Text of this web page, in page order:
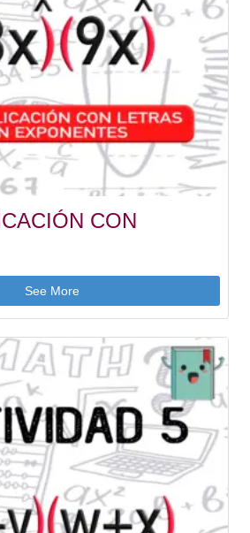
CON
See More